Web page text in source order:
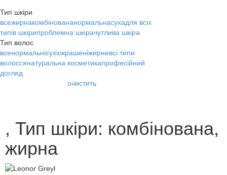
Тип шкіри
всежирнакомбіновананормальнасухадля всіх
типів шкірипроблемна шкірачутлива шкіра
Тип волос
всенормальнісухіокрашеніжирневсі типи
волоссянатуральна косметикапрофесійний
догляд
очистить
, Тип шкіри: комбінована,
жирна